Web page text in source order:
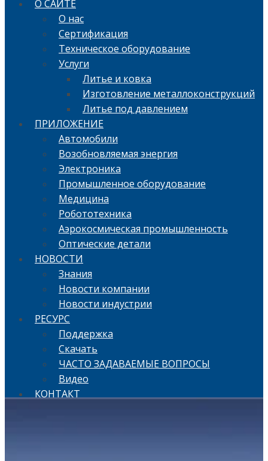
О САЙТЕ
О нас
Сертификация
Техническое оборудование
Услуги
Литье и ковка
Изготовление металлоконструкций
Литье под давлением
ПРИЛОЖЕНИЕ
Автомобили
Возобновляемая энергия
Электроника
Промышленное оборудование
Медицина
Робототехника
Аэрокосмическая промышленность
Оптические детали
НОВОСТИ
Знания
Новости компании
Новости индустрии
РЕСУРС
Поддержка
Скачать
ЧАСТО ЗАДАВАЕМЫЕ ВОПРОСЫ
Видео
КОНТАКТ